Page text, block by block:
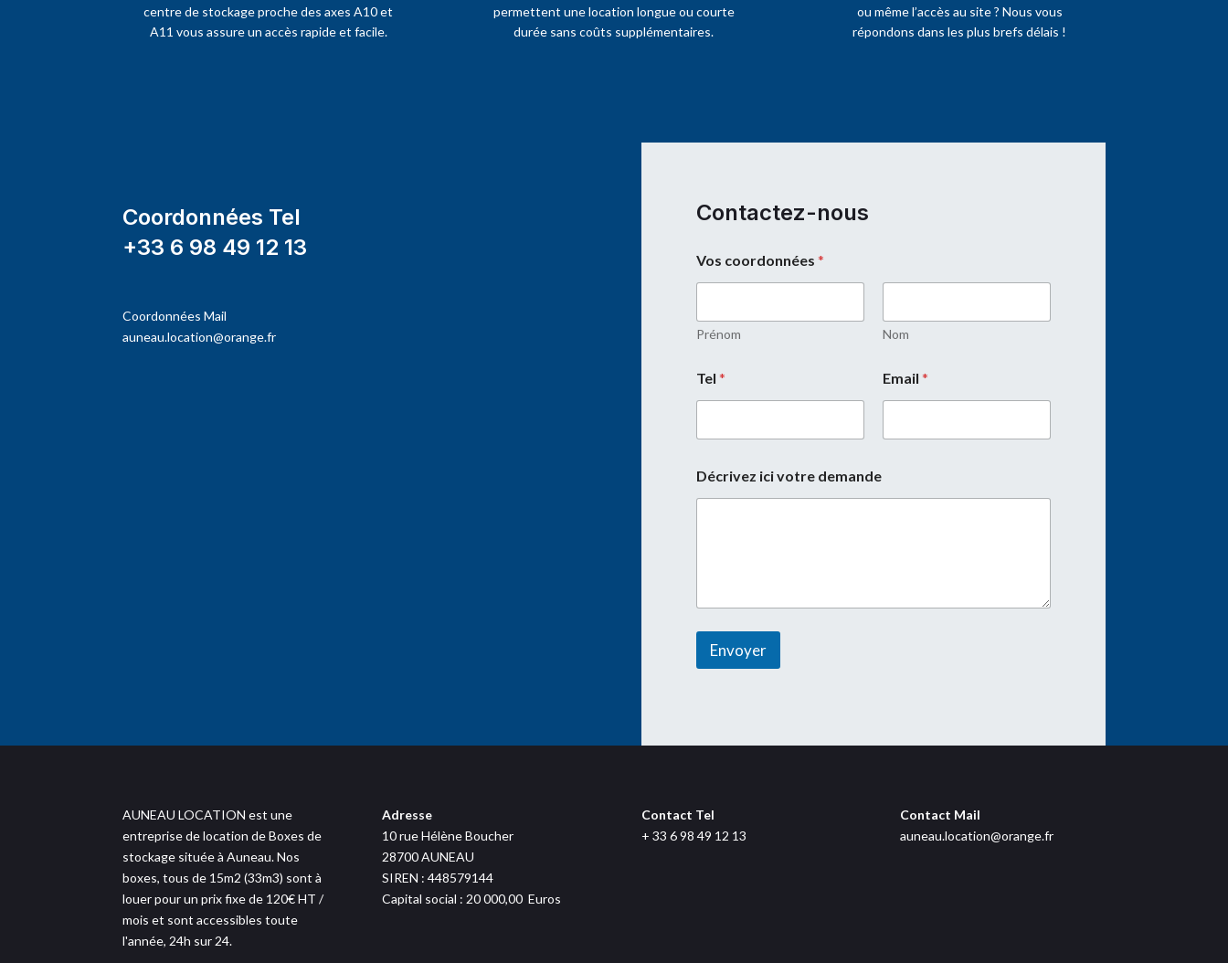
centre de stockage proche des axes A10 et
A11 vous assure un accès rapide et facile.
permettent une location longue ou courte
durée sans coûts supplémentaires.
ou même l’accès au site ? Nous vous
répondons dans les plus brefs délais !
Coordonnées Tel
+33 6 98 49 12 13
Coordonnées Mail
auneau.location@orange.fr
Contactez-nous
Vos coordonnées *
Prénom Nom
Tel * Email *
Décrivez ici votre demande
Envoyer
AUNEAU LOCATION est une
entreprise de location de Boxes de
stockage située à Auneau. Nos
boxes, tous de 15m2 (33m3) sont à
louer pour un prix fixe de 120€ HT /
mois et sont accessibles toute
l'année, 24h sur 24.
Adresse
10 rue Hélène Boucher
28700 AUNEAU
SIREN : 448579144
Capital social : 20 000,00 Euros
Contact Tel
+ 33 6 98 49 12 13
Contact Mail
auneau.location@orange.fr